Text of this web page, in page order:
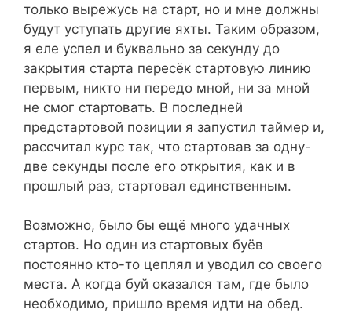
только вырежусь на старт, но и мне должны
будут уступать другие яхты. Таким образом,
я еле успел и буквально за секунду до
закрытия старта пересёк стартовую линию
первым, никто ни передо мной, ни за мной
не смог стартовать. В последней
предстартовой позиции я запустил таймер и,
рассчитал курс так, что стартовав за одну-
две секунды после его открытия, как и в
прошлый раз, стартовал единственным.
Возможно, было бы ещё много удачных
стартов. Но один из стартовых буёв
постоянно кто-то цеплял и уводил со своего
места. А когда буй оказался там, где было
необходимо, пришло время идти на обед.